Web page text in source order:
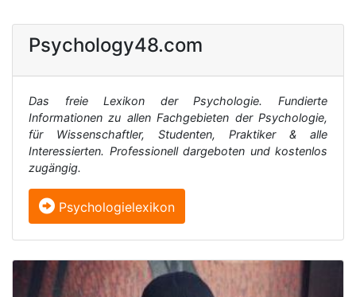
Psychology48.com
Das freie Lexikon der Psychologie. Fundierte
Informationen zu allen Fachgebieten der Psychologie,
für Wissenschaftler, Studenten, Praktiker & alle
Interessierten. Professionell dargeboten und kostenlos
zugängig.
Psychologielexikon